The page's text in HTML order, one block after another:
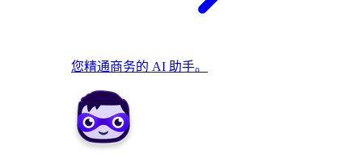
您精通商务的 AI 助手。